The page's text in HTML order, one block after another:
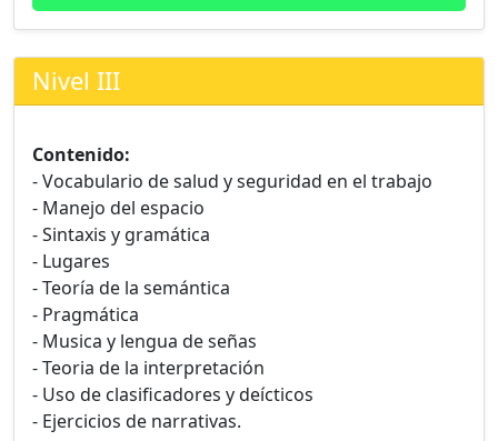
Nivel III
Contenido:
- Vocabulario de salud y seguridad en el trabajo
- Manejo del espacio
- Sintaxis y gramática
- Lugares
- Teoría de la semántica
- Pragmática
- Musica y lengua de señas
- Teoria de la interpretación
- Uso de clasificadores y deícticos
- Ejercicios de narrativas.